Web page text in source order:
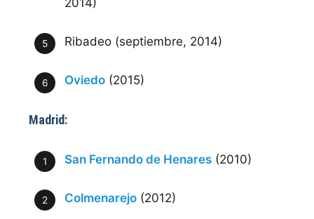
Ribadeo (septiembre, 2014)
Oviedo (2015)
Madrid:
San Fernando de Henares (2010)
Colmenarejo (2012)